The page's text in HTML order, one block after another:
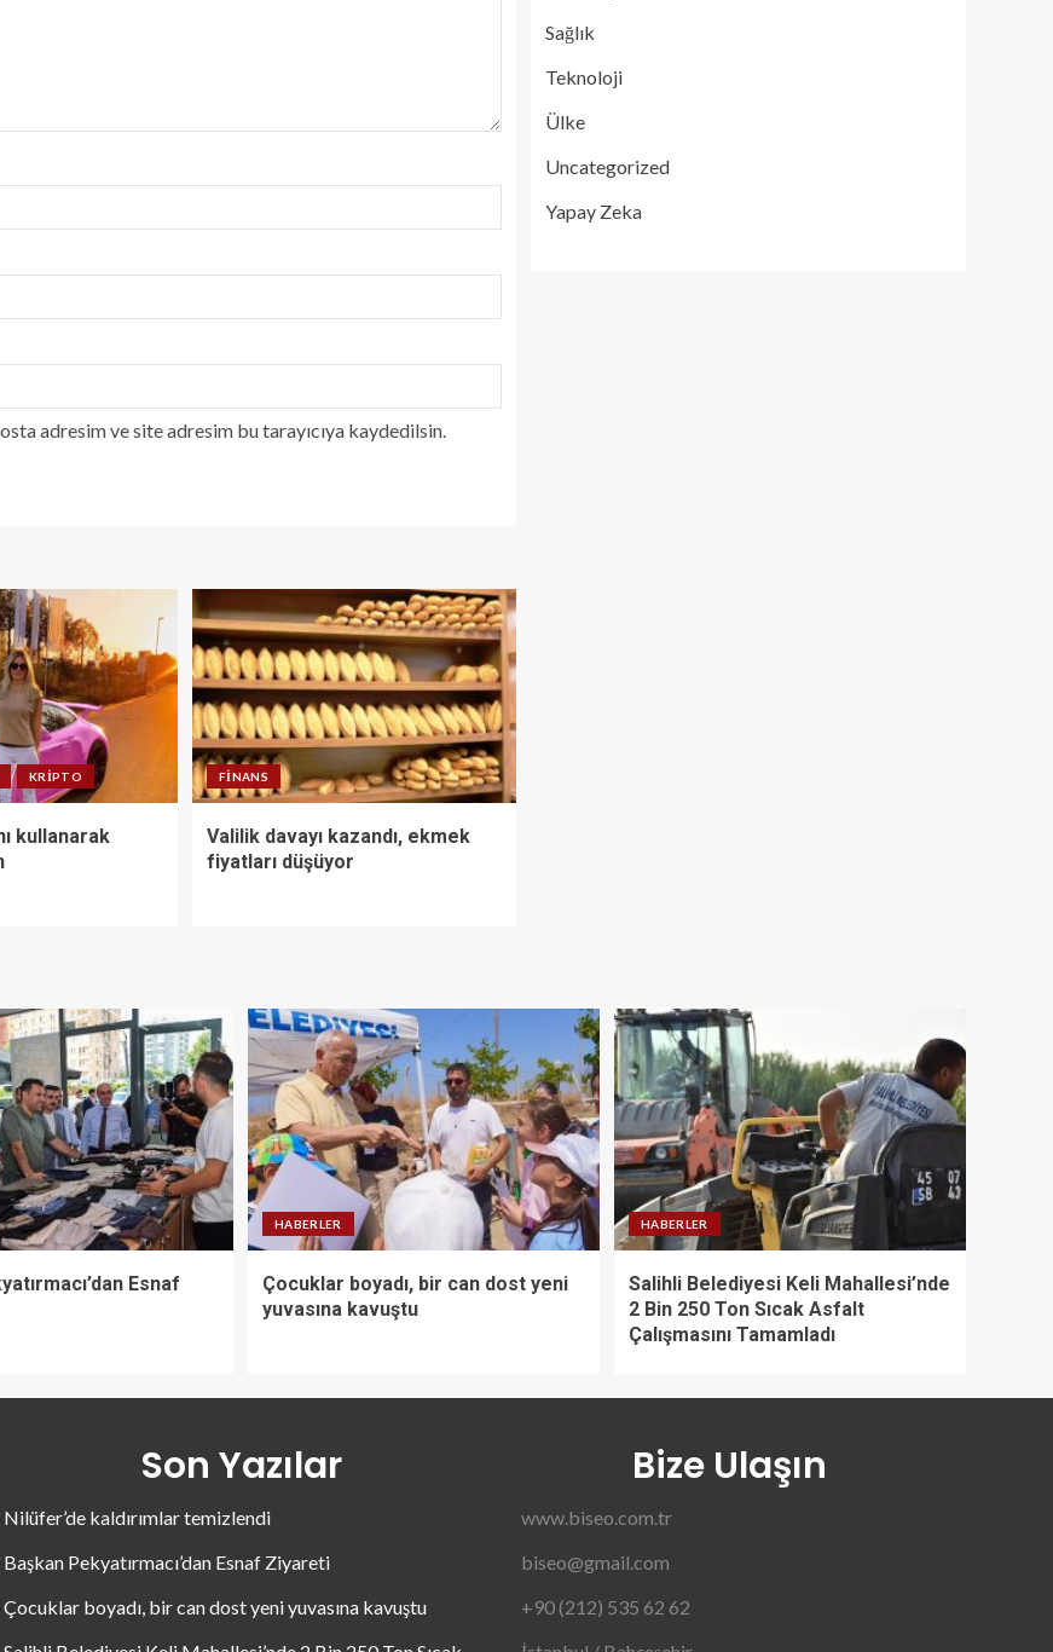
adresim ve site adresim bu tarayıcıya kaydedilsin.
KRIPTO
kullanarak
FINANS
Valilik davayı kazandı, ekmek
fiyatları düşüyor
Sağlık
Teknoloji
Ülke
Uncategorized
Yapay Zeka
Esnaf
HABERLER
Çocuklar boyadı, bir can dost yeni
yuvasına kavuştu
HABERLER
Salihli Belediyesi Keli Mahallesi’nde
2 Bin 250 Ton Sıcak Asfalt
Çalışmasını Tamamladı
Son Yazılar
Nilüfer’de kaldırımlar temizlendi
Başkan Pekyatırmacı’dan Esnaf Ziyareti
Çocuklar boyadı, bir can dost yeni yuvasına kavuştu
Bize Ulaşın
www.biseo.com.tr
biseo@gmail.com
+90 (212) 535 62 62